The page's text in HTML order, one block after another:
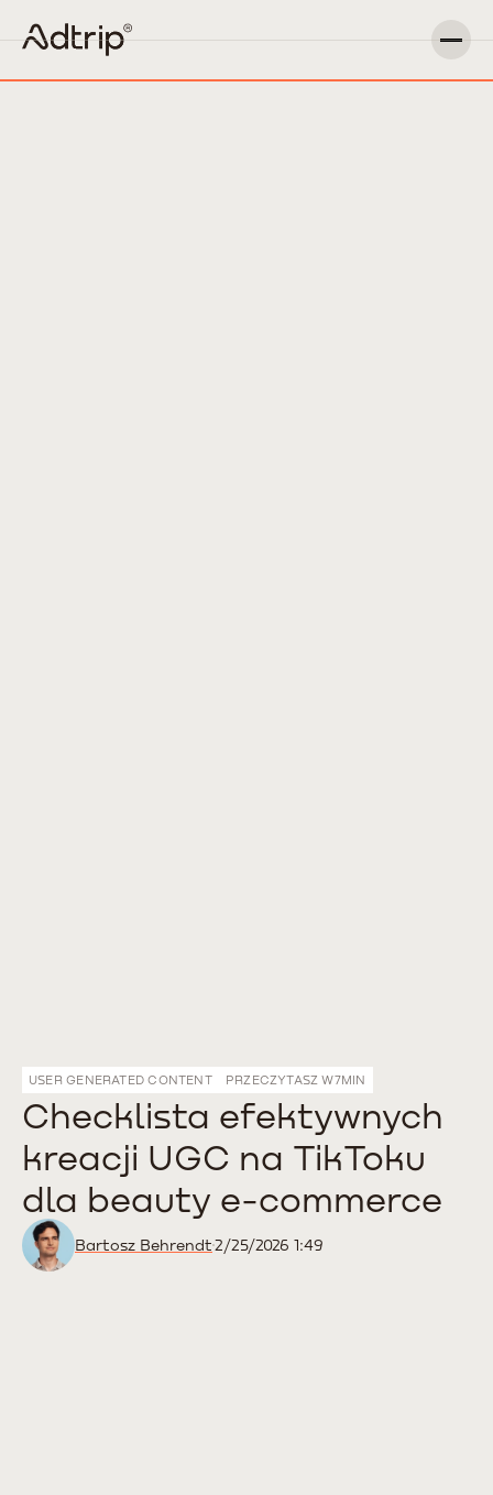
USER GENERATED CONTENT PRZECZYTASZ W7MIN
Checklista efektywnych
kreacji UGC na TikToku
dla beauty e-commerce
Bartosz Behrendt2/25/2026 1:49